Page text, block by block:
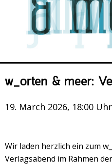
Kontakt
Räume
Presse/
w_orten & meer:
19. March 2026, 18:00
Wir laden herzlich ein zum
Verlagsabend im Rahmen